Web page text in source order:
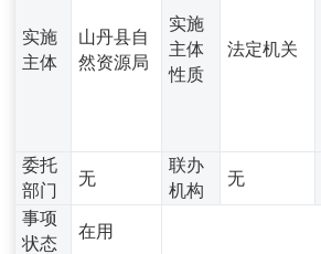
实施
主体
山丹县自
然资源局
实施
主体
性质
法定机关
委托
部门
无
联办
机构
无
事项
状态
在用